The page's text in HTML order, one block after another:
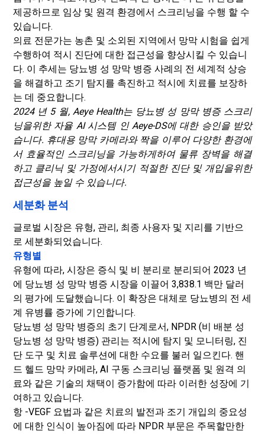
제공하므로 임상 및 원격 환경에서 스크리닝을 수행 할 수
있습니다.
의료 전문가는 농촌 및 소외된 지역에서 망막 시험을 쉽게
수행하여 적시 진단에 대한 접근성을 향상시킬 수 있습니
다. 이 추세는 당뇨병 성 망막 병증 사례의 전 세계적 상승
을 해결하고 조기 탐지를 촉진하고 적시에 치료를 보장하
는 데 중요합니다.
2024 년 5 월, Aeye Health는 당뇨병 성 망막 병증 스크리
닝을위한 자율 AI 시스템 인 Aeye-DS에 대한 승인을 받았
습니다. 휴대용 망막 카메라와 짝을 이루어 다양한 환경에
서 효율적인 스크리닝을 가능하게하여 물류 장벽을 해결
하고 클리닉 및 가정에서시기 적절한 진단 및 개입을위한
접근성을 높일 수 있습니다.
세분화 분석
글로벌 시장은 유형, 관리, 최종 사용자 및 지리를 기반으
로 세분화되었습니다.
유형별
유형에 따라, 시장은 증식 및 비 분리로 분리되어 2023 년
에 당뇨병 성 망막 병증 시장을 이끌어 3,838.1 백만 달러
의 평가에 도달했습니다. 이 확장은 대체로 당뇨병의 전 세
계 유병률 증가에 기인합니다.
당뇨병 성 망막 병증의 초기 단계로서, NPDR (비 배분 성
당뇨병 성 망막 병증) 관리는 적시에 탐지 및 모니터링, 진
단 도구 및 치료 솔루션에 대한 수요를 불러 일으킨다. 핸
드 헬드 망막 카메라, AI 구동 스크리닝 플랫폼 및 원격 의
료와 같은 기술의 채택이 증가함에 따라 이러한 성장에 기
여하고 있습니다.
항 -VEGF 요법과 같은 치료의 발전과 조기 개입의 중요성
에 대한 인식이 높아짐에 따라 NPDR 부문은 주목할만한